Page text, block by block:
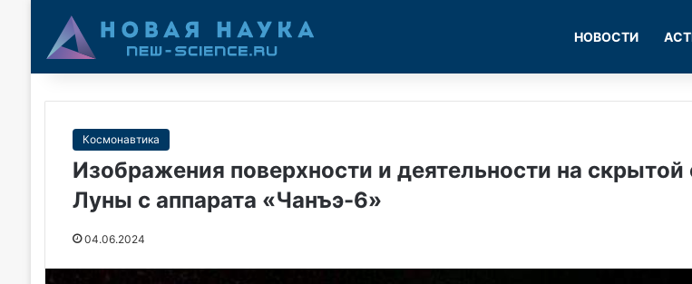
НОВОСТИ
Космонавтика
Изображения поверхности и деятельности на скрытой
Луны с аппарата «Чанъэ-6»
04.06.2024